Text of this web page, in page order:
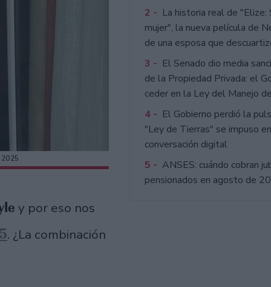
2025
y por eso nos
. ¿La combinación
2 - La historia real de "Elize:
mujer", la nueva película de
de una esposa que
3 - El Senado dio media
de la Propiedad Privada: el
ceder en la Ley del Manejo
4 - El Gobierno perdió la
"Ley de Tierras" se impuso
conversación digital
5 - ANSES: cuándo cobran
pensionados en agosto de